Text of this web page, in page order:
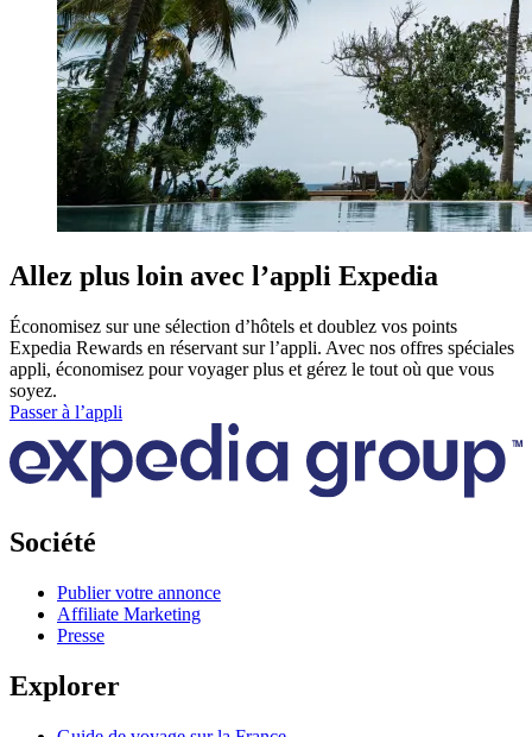
Allez plus loin avec l’appli Expedia
Économisez sur une sélection d’hôtels et doublez vos points
Expedia Rewards en réservant sur l’appli. Avec nos offres spéciales
appli, économisez pour voyager plus et gérez le tout où que vous
soyez.
Passer à l’appli
Société
Publier votre annonce
Affiliate Marketing
Presse
Explorer